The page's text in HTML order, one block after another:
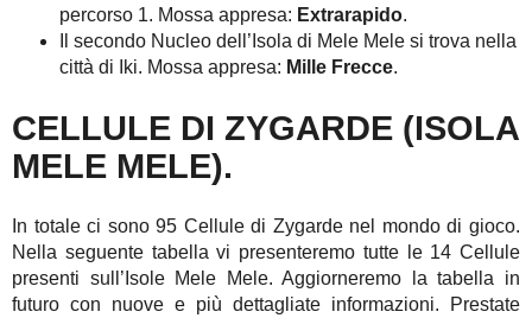
percorso 1. Mossa appresa: Extrarapido.
Il secondo Nucleo dell’Isola di Mele Mele si trova nella
città di Iki. Mossa appresa: Mille Frecce.
CELLULE DI ZYGARDE (ISOLA
MELE MELE).
In totale ci sono 95 Cellule di Zygarde nel mondo di gioco.
Nella seguente tabella vi presenteremo tutte le 14 Cellule
presenti sull’Isole Mele Mele. Aggiorneremo la tabella in
futuro con nuove e più dettagliate informazioni. Prestate